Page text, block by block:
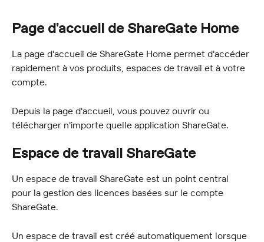
Page d'accueil de ShareGate Home
La page d'accueil de ShareGate Home permet d'accéder
rapidement à vos produits, espaces de travail et à votre
compte.
Depuis la page d'accueil, vous pouvez ouvrir ou
télécharger n'importe quelle application ShareGate.
Espace de travail ShareGate
Un espace de travail ShareGate est un point central
pour la gestion des licences basées sur le compte
ShareGate.
Un espace de travail est créé automatiquement lorsque